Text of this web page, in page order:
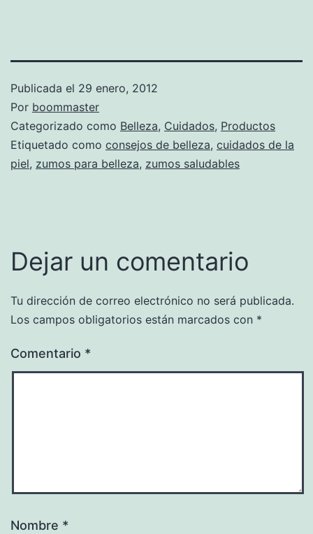
Publicada el 29 enero, 2012
Por boommaster
Categorizado como Belleza, Cuidados, Productos
Etiquetado como consejos de belleza, cuidados de la
piel, zumos para belleza, zumos saludables
Dejar un comentario
Tu dirección de correo electrónico no será publicada.
Los campos obligatorios están marcados con *
Comentario *
Nombre *